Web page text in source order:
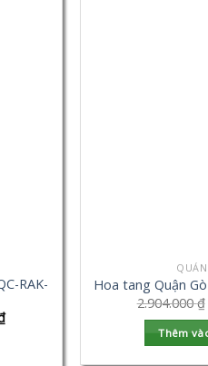
RAK-
Hoa tang Quận
2.904.000₫
Thêm